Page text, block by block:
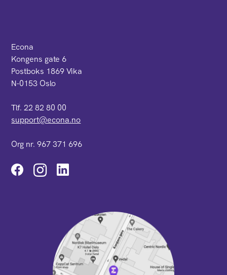
Econa
Kongens gate 6
Postboks 1869 Vika
N-0153 Oslo
Tlf. 22 82 80 00
support@econa.no
Org nr. 967 371 696
Instagram